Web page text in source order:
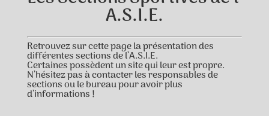
A.S.I.E.
Retrouvez sur cette page la présentation des
différentes sections de l’A.S.I.E.
Certaines possèdent un site qui leur est propre.
N’hésitez pas à contacter les responsables de
sections ou le bureau pour avoir plus
d’informations !